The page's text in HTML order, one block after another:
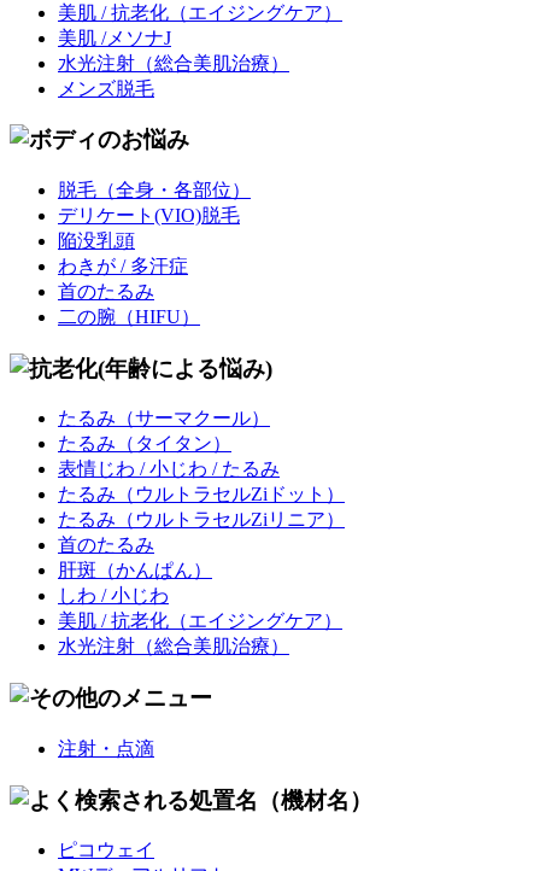
美肌 / 抗老化 （エイジングケア）
美肌 /メソナJ
水光注射 （総合美肌治療）
メンズ脱毛
脱毛 （全身・各部位）
デリケート(VIO)脱毛
陥没乳頭
わきが / 多汗症
首のたるみ
二の腕（HIFU）
たるみ （サーマクール）
たるみ （タイタン）
表情じわ / 小じわ / たるみ
たるみ （ウルトラセルZiドット）
たるみ （ウルトラセルZiリニア）
首のたるみ
肝斑 （かんぱん）
しわ / 小じわ
美肌 / 抗老化 （エイジングケア）
水光注射 （総合美肌治療）
注射・点滴
ピコウェイ